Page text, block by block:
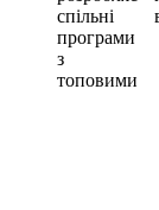
спільні
програми
з
топовими